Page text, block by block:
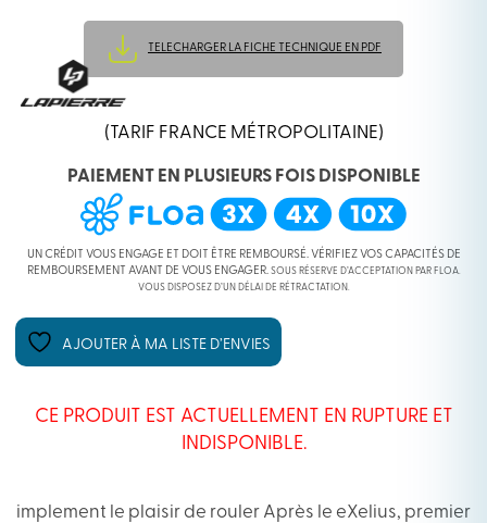
TELECHARGER LA FICHE TECHNIQUE EN PDF
(TARIF FRANCE MÉTROPOLITAINE)
PAIEMENT EN PLUSIEURS FOIS DISPONIBLE
UN CRÉDIT VOUS ENGAGE ET DOIT ÊTRE REMBOURSÉ. VÉRIFIEZ VOS CAPACITÉS DE
REMBOURSEMENT AVANT DE VOUS ENGAGER. SOUS RÉSERVE D’ACCEPTATION PAR FLOA.
VOUS DISPOSEZ D’UN DÉLAI DE RÉTRACTATION.
AJOUTER À MA LISTE D’ENVIES
CE PRODUIT EST ACTUELLEMENT EN RUPTURE ET
INDISPONIBLE.
implement le plaisir de rouler Après le eXelius, premier